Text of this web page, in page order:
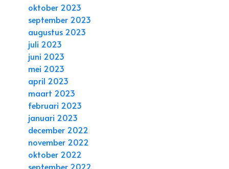
oktober 2023
september 2023
augustus 2023
juli 2023
juni 2023
mei 2023
april 2023
maart 2023
februari 2023
januari 2023
december 2022
november 2022
oktober 2022
september 2022